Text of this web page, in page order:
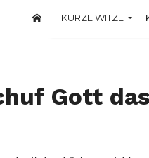
KURZE WITZE
Witze über
Gott